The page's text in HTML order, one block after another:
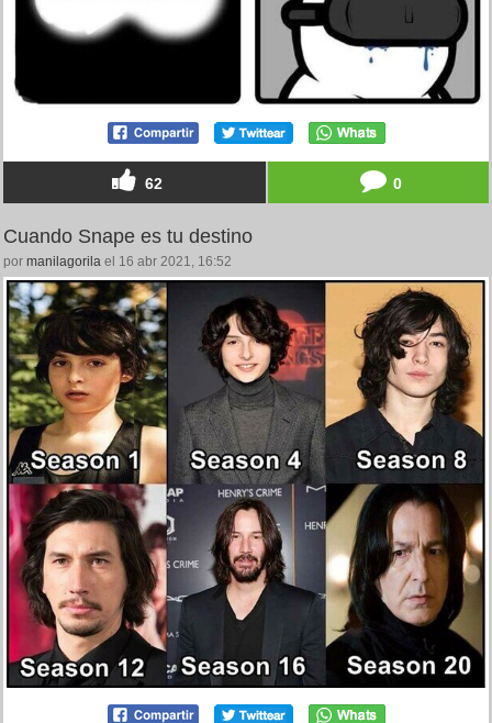
62 0
Cuando Snape es tu destino
por manilagorila el 16 abr 2021, 16:52